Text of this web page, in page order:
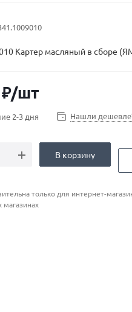
Картер масляный в сборе
/шт
2-3 дня Нашли
В корзину
только для интернет-
магазинах